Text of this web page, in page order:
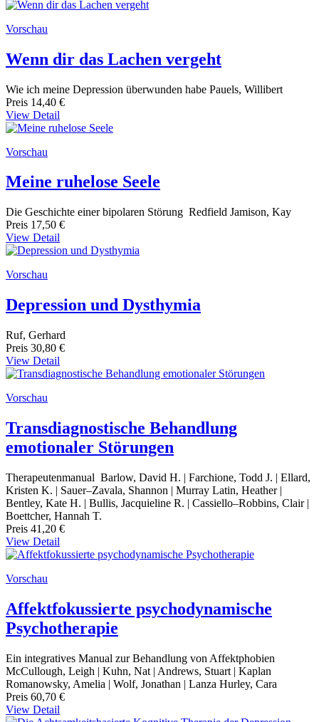
Vorschau
Wenn dir das Lachen vergeht
Wie ich meine Depression überwunden habe Pauels, Willibert
Preis 14,40 €
View Detail
Vorschau
Meine ruhelose Seele
Die Geschichte einer bipolaren Störung Redfield Jamison, Kay
Preis 17,50 €
View Detail
Vorschau
Depression und Dysthymia
Ruf, Gerhard
Preis 30,80 €
View Detail
Vorschau
Transdiagnostische Behandlung
emotionaler Störungen
Therapeutenmanual Barlow, David H. | Farchione, Todd J. | Ellard,
Kristen K. | Sauer–Zavala, Shannon | Murray Latin, Heather |
Bentley, Kate H. | Bullis, Jacquieline R. | Cassiello–Robbins, Clair |
Boettcher, Hannah T.
Preis 41,20 €
View Detail
Vorschau
Affektfokussierte psychodynamische
Psychotherapie
Ein integratives Manual zur Behandlung von Affektphobien
McCullough, Leigh | Kuhn, Nat | Andrews, Stuart | Kaplan
Romanowsky, Amelia | Wolf, Jonathan | Lanza Hurley, Cara
Preis 60,70 €
View Detail